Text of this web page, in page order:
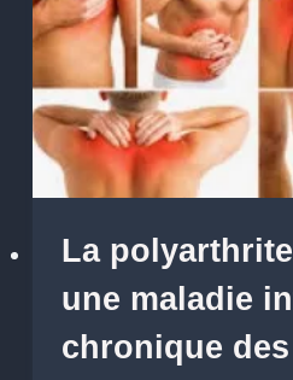
La
une maladie
chronique